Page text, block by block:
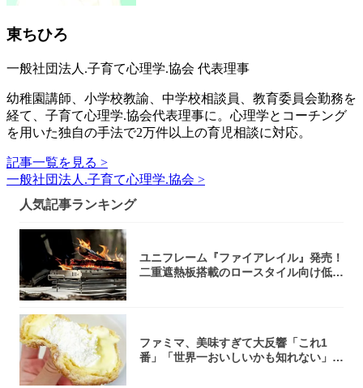
東ちひろ
一般社団法人.子育て心理学.協会 代表理事
幼稚園講師、小学校教諭、中学校相談員、教育委員会勤務を
経て、子育て心理学.協会代表理事に。心理学とコーチング
を用いた独自の手法で2万件以上の育児相談に対応。
記事一覧を見る >
一般社団法人.子育て心理学.協会 >
人気記事ランキング
ユニフレーム『ファイアレイル』発売！
二重遮熱板搭載のロースタイル向け低型
ファミマ、美味すぎて大反響「これ1
番」「世界一おいしいかも知れない」